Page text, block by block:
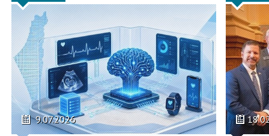
9.07.2026